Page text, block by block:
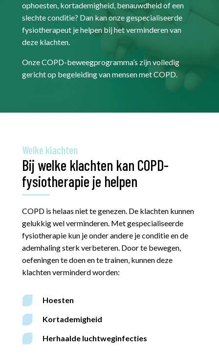
ophoesten, kortademigheid, benauwdheid of een
slechte conditie? Dan kan onze gespecialiseerde
fysiotherapeut je helpen bij het verminderen van
deze klachten.
Onze COPD-beweegprogramma’s zijn volledig
gericht op begeleiding van mensen met COPD.
Welke klachten
Bij welke klachten kan COPD-
fysiotherapie je helpen
COPD is helaas niet te genezen. De klachten kunnen
gelukkig wel verminderen. Met gespecialiseerde
fysiotherapie kun je onder andere je conditie en de
ademhaling sterk verbeteren. Door te bewegen,
oefeningen te doen en te trainen, kunnen deze
klachten verminderd worden:
Hoesten
Kortademigheid
Herhaalde luchtweginfecties